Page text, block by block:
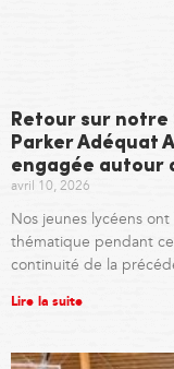
Retour sur notre
Parker Adéquat
engagée autour
avril 10, 2026
Nos jeunes lycéens
thématique pendant
continuité de la
Lire la suite